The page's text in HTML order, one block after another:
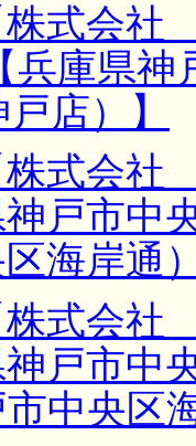
株式会
兵庫県
店）】
株式会
戸市中
区海岸通
株式会
戸市中
中央区